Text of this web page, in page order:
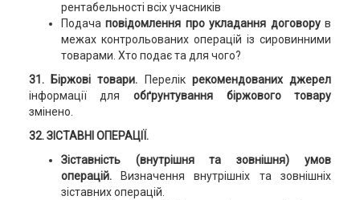
рентабельності всіх учасників
Подачаповідомлення про укладання договорув
межах контрольованих операцій із сировинними
товарами. Хто подає та для чого?
31. Біржові товари. Перелік рекомендованих джерел
інформації для обґрунтування біржового товару
змінено.
32. ЗІСТАВНІ ОПЕРАЦІЇ.
Зіставність (внутрішня та зовнішня) умов
операцій.
Визначення внутрішніх та зовнішніх
зіставних операцій.